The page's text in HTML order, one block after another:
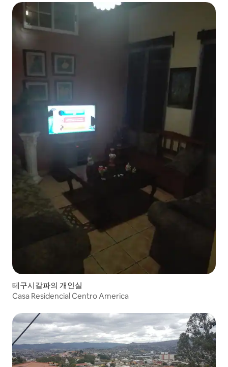
테구시갈파의 개인실
Casa Residencial Centro America